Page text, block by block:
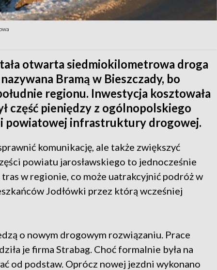
otwarta siedmiokilometrowa droga
Bramą w Bieszczady, bo
regionu. Inwestycja kosztowała
część pieniędzy z ogólnopolskiego
powiatowej infrastruktury drogowej.
komunikację, ale także zwiększyć
powiatu jarosławskiego to jednocześnie
w regionie, co może uatrakcyjnić podróż w
Jodłówki przez którą wcześniej
o nowym drogowym rozwiązaniu. Prace
je firma Strabag. Choć formalnie była na
od podstaw. Oprócz nowej jezdni wykonano